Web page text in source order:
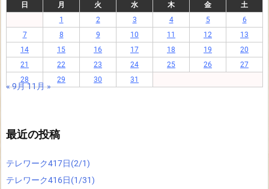
日
月 火 水 木 金
土
1
2 3 4 5
6
7
8 9 10 11 12
13
14
15 16 17 18 19
20
21
22 23 24 25 26
27
28
29 30 31
« 9月11月 »
最近の投稿
テレワーク417日(2/1)
テレワーク416日(1/31)